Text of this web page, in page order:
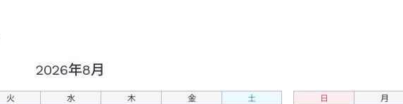
2026年8月
火 水 木 金
土
日 月